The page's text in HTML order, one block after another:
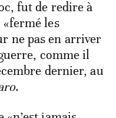
fut de redire à
les
ne pas en arriver
comme il
dernier, au
.